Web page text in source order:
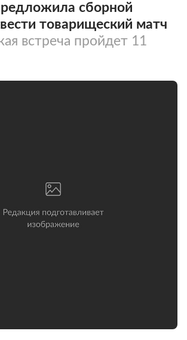
сборной
товарищеский матч
встреча пройдет 11